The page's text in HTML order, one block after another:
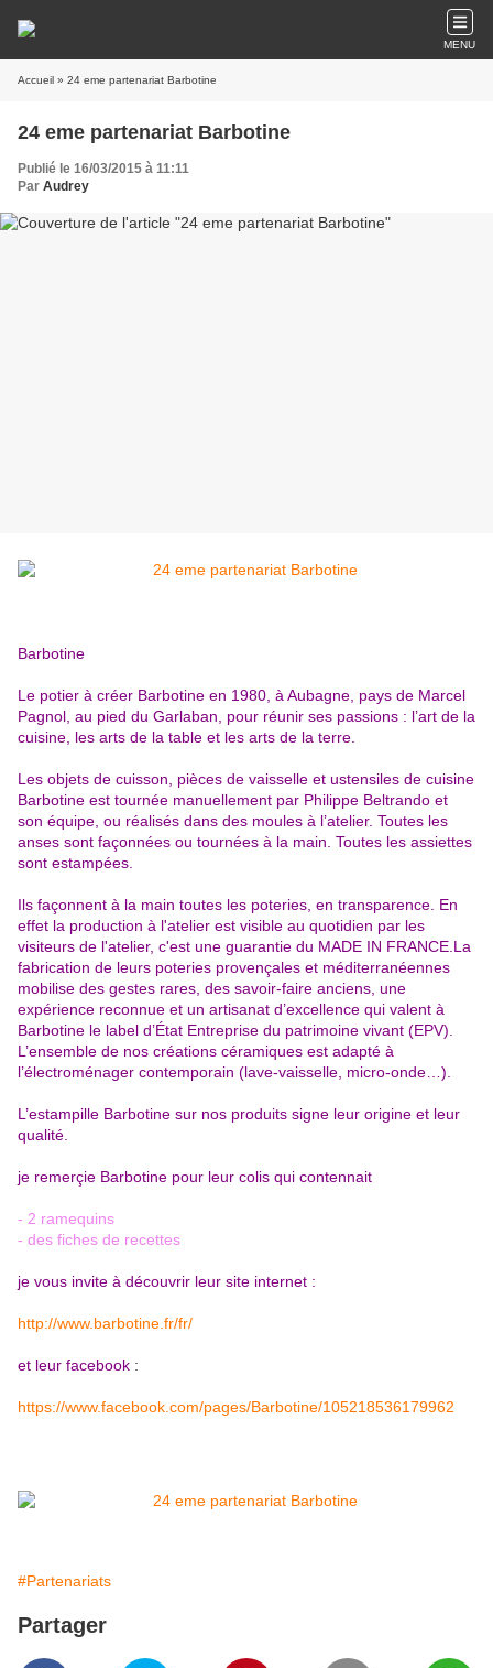
MENU
Accueil » 24 eme partenariat Barbotine
24 eme partenariat Barbotine
Publié le 16/03/2015 à 11:11
Par Audrey
Barbotine
Le potier à créer Barbotine en 1980, à Aubagne, pays de Marcel
Pagnol, au pied du Garlaban, pour réunir ses passions : l’art de la
cuisine, les arts de la table et les arts de la terre.
Les objets de cuisson, pièces de vaisselle et ustensiles de cuisine
Barbotine est tournée manuellement par Philippe Beltrando et
son équipe, ou réalisés dans des moules à l’atelier. Toutes les
anses sont façonnées ou tournées à la main. Toutes les assiettes
sont estampées.
Ils façonnent à la main toutes les poteries, en transparence. En
effet la production à l'atelier est visible au quotidien par les
visiteurs de l'atelier, c'est une guarantie du MADE IN FRANCE.La
fabrication de leurs poteries provençales et méditerranéennes
mobilise des gestes rares, des savoir-faire anciens, une
expérience reconnue et un artisanat d’excellence qui valent à
Barbotine le label d’État Entreprise du patrimoine vivant (EPV).
L’ensemble de nos créations céramiques est adapté à
l’électroménager contemporain (lave-vaisselle, micro-onde…).
L’estampille Barbotine sur nos produits signe leur origine et leur
qualité.
je remerçie Barbotine pour leur colis qui contennait
- 2 ramequins
- des fiches de recettes
je vous invite à découvrir leur site internet :
http://www.barbotine.fr/fr/
et leur facebook :
https://www.facebook.com/pages/Barbotine/105218536179962
#Partenariats
Partager